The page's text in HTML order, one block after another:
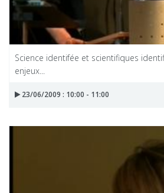
Science identifée et scientifiques
enjeux...
23/06/2009 : 10:00 - 11:00